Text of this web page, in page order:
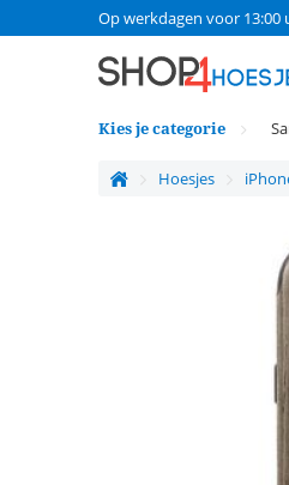
Op werkdagen voor
Kies je categorie
Hoesjes